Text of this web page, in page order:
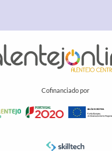
Cofinanciado por